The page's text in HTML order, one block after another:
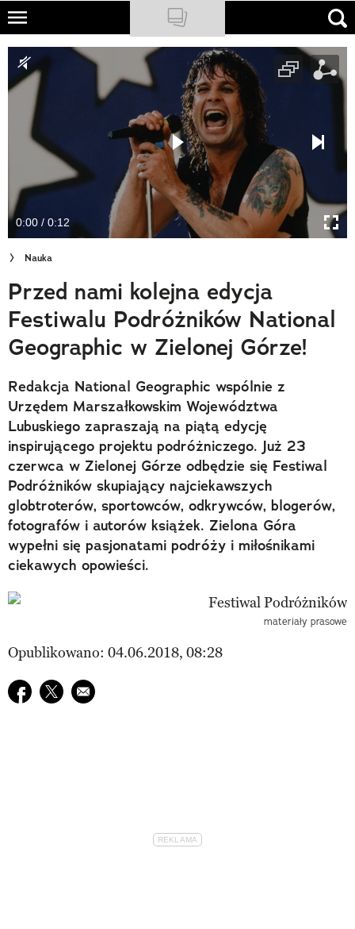
Skip
main
content
NATIONAL GEOGRAPHIC
TRAVELER
PODCASTY
Newsletter
Cuda Polski
Wielki Konkurs Fotograficzny
Trendbook Podróżniczy
Polecane
0:00 / 0:12
Nauka
Przed nami kolejna edycja
Festiwalu Podróżników National
Geographic w Zielonej Górze!
Redakcja National Geographic wspólnie z
Urzędem Marszałkowskim Województwa
Lubuskiego zapraszają na piątą edycję
inspirującego projektu podróżniczego. Już 23
czerwca w Zielonej Górze odbędzie się Festiwal
Podróżników skupiający najciekawszych
globtroterów, sportowców, odkrywców, blogerów,
fotografów i autorów książek. Zielona Góra
wypełni się pasjonatami podróży i miłośnikami
ciekawych opowieści.
materiały prasowe
Opublikowano: 04.06.2018, 08:28
Udostępnij na facebook
Udostępnij na twitter
E-mail do przyjaciela